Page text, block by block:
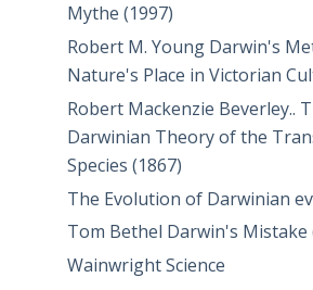
Mythe (1997)
Robert M. Young Darwin's
Nature's Place in Victorian
Robert Mackenzie Beverley..
Darwinian Theory of the
Species (1867)
The Evolution of Darwinian
Tom Bethel Darwin's Mistake
Wainwright Science